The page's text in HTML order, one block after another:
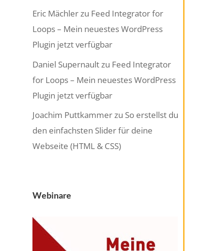
Eric Mächlerzu Feed Integrator for
Loops – Mein neuestes WordPress
Plugin jetzt verfügbar
Daniel Supernaultzu Feed Integrator
for Loops – Mein neuestes WordPress
Plugin jetzt verfügbar
Joachim Puttkammerzu So erstellst du
den einfachsten Slider für deine
Webseite (HTML & CSS)
Webinare